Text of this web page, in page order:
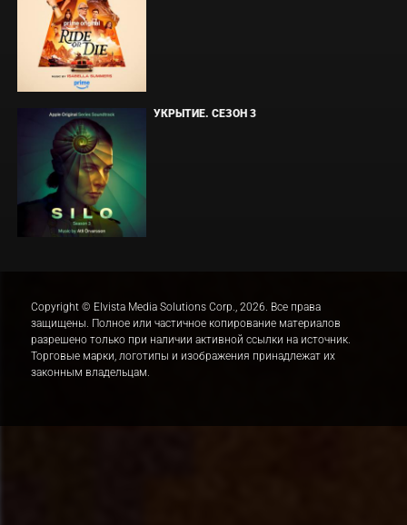
УКРЫТИЕ. СЕЗОН 3
Copyright © Elvista Media Solutions Corp., 2026. Все права
защищены. Полное или частичное копирование материалов
разрешено только при наличии активной ссылки на источник.
Торговые марки, логотипы и изображения принадлежат их
законным владельцам.